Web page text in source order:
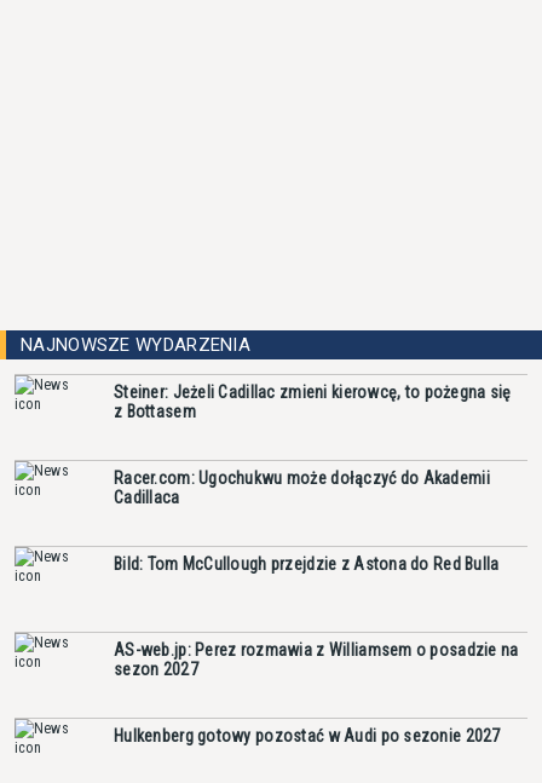
NAJNOWSZE WYDARZENIA
Steiner: Jeżeli Cadillac zmieni kierowcę, to pożegna się
z Bottasem
Racer.com: Ugochukwu może dołączyć do Akademii
Cadillaca
Bild: Tom McCullough przejdzie z Astona do Red Bulla
AS-web.jp: Perez rozmawia z Williamsem o posadzie na
sezon 2027
Hulkenberg gotowy pozostać w Audi po sezonie 2027